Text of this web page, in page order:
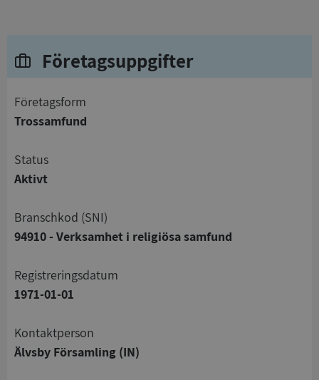
Företagsuppgifter
företagsform
Trossamfund
status
Aktivt
branschkod (SNI)
94910 - Verksamhet i religiösa samfund
registreringsdatum
1971-01-01
Kontaktperson
Älvsby Församling (IN)